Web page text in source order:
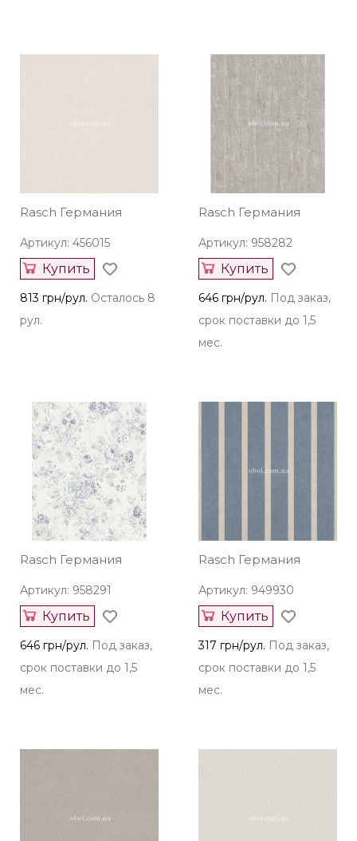
Rasch Германия
Артикул: 456015
Купить
813 грн/рул. Осталось 8
рул.
Rasch Германия
Артикул: 958282
Купить
646 грн/рул. Под заказ,
срок поставки до 1,5
мес.
Rasch Германия
Артикул: 958291
Купить
646 грн/рул. Под заказ,
срок поставки до 1,5
мес.
Rasch Германия
Артикул: 949930
Купить
317 грн/рул. Под заказ,
срок поставки до 1,5
мес.